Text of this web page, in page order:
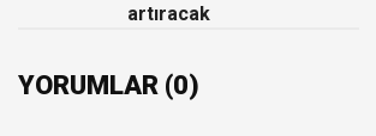
artıracak
YORUMLAR (0)